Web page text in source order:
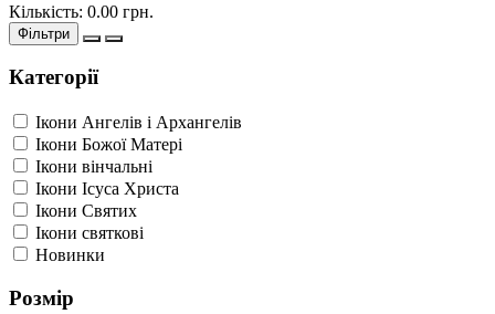
Кількість: 0.00 грн.
Фільтри
Категорії
Ікони Ангелів і Архангелів
Ікони Божої Матері
Ікони вінчальні
Ікони Ісуса Христа
Ікони Святих
Ікони святкові
Новинки
Розмір